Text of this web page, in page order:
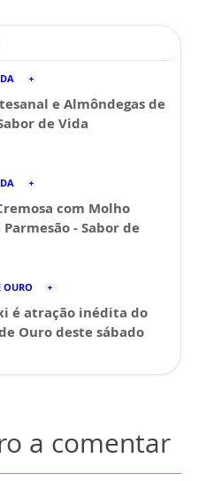
e Almôndegas de
de Vida
com Molho
- Sabor de
OURO
é atração inédita do
Ouro deste sábado
a comentar